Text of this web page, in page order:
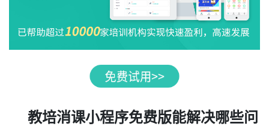
教培消课小程序免费版能解决哪些问